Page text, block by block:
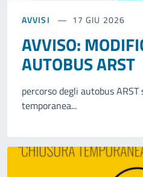
AVVISI 17 GIU 2026
AVVISO:
AUTOBUS ARST
percorso degli autobus
temporanea...